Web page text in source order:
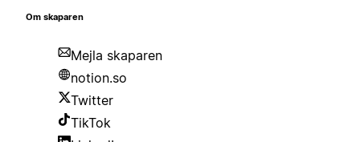
Om skaparen
Mejla skaparen
notion.so
Twitter
TikTok